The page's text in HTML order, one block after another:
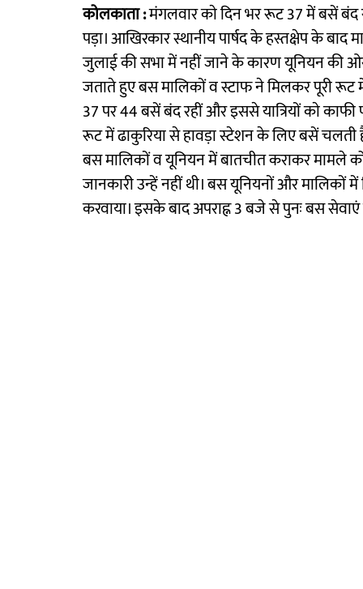
कोलकाता :मंगलवार काे दिन भर रूट 37 में बसें बंद
पड़ा। आखिरकार स्थानीय पार्षद के हस्तक्षेप के
जुलाई की सभा में नहीं जाने के कारण यूनियन की
जताते हुए बस मालिकों व स्टाफ ने मिलकर पूरी
37 पर 44 बसें बंद रहीं और इससे यात्रियों काे
रूट में ढाकुरिया से हावड़ा स्टेशन के लिए बसें चलती
बस मालिकों व यूनियन में बातचीत कराकर मामले
जानकारी उन्हें नहीं थी। बस यूनियनों और
करवाया। इसके बाद अपराह्न 3 बजे से पुनः बस